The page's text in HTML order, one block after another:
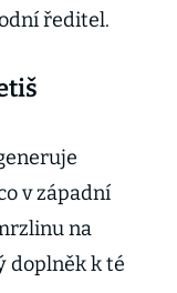
ředitel.
v západní
na
doplněk k té